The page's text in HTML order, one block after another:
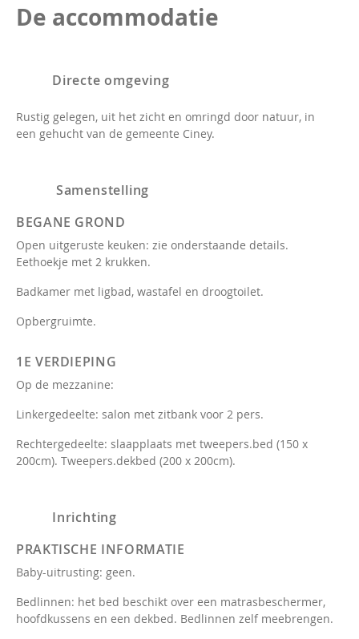
De accommodatie
Directe omgeving
Rustig gelegen, uit het zicht en omringd door natuur, in
een gehucht van de gemeente Ciney.
Samenstelling
BEGANE GROND
Open uitgeruste keuken: zie onderstaande details.
Eethoekje met 2 krukken.
Badkamer met ligbad, wastafel en droogtoilet.
Opbergruimte.
1E VERDIEPING
Op de mezzanine:
Linkergedeelte: salon met zitbank voor 2 pers.
Rechtergedeelte: slaapplaats met tweepers.bed (150 x
200cm). Tweepers.dekbed (200 x 200cm).
Inrichting
PRAKTISCHE INFORMATIE
Baby-uitrusting: geen.
Bedlinnen: het bed beschikt over een matrasbeschermer,
hoofdkussens en een dekbed. Bedlinnen zelf meebrengen.